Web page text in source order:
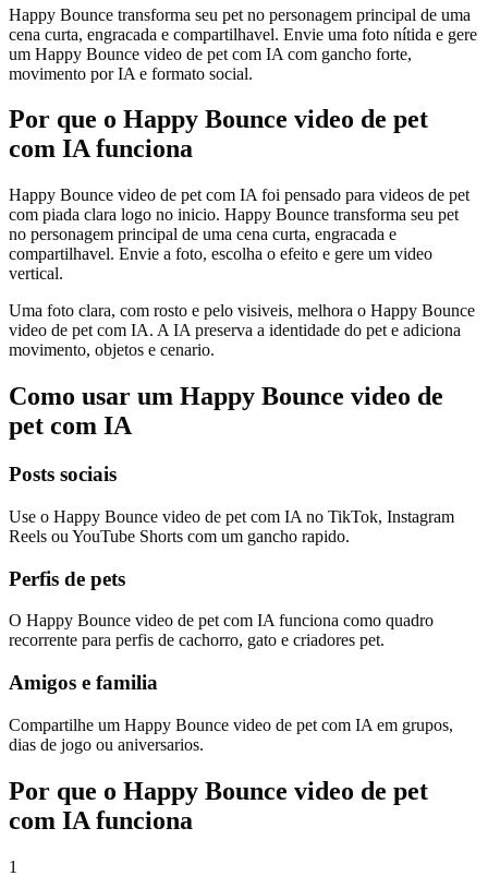
Happy Bounce transforma seu pet no personagem principal de uma
cena curta, engracada e compartilhavel. Envie uma foto nítida e gere
um Happy Bounce video de pet com IA com gancho forte,
movimento por IA e formato social.
Por que o Happy Bounce video de pet
com IA funciona
Happy Bounce video de pet com IA foi pensado para videos de pet
com piada clara logo no inicio. Happy Bounce transforma seu pet
no personagem principal de uma cena curta, engracada e
compartilhavel. Envie a foto, escolha o efeito e gere um video
vertical.
Uma foto clara, com rosto e pelo visiveis, melhora o Happy Bounce
video de pet com IA. A IA preserva a identidade do pet e adiciona
movimento, objetos e cenario.
Como usar um Happy Bounce video de
pet com IA
Posts sociais
Use o Happy Bounce video de pet com IA no TikTok, Instagram
Reels ou YouTube Shorts com um gancho rapido.
Perfis de pets
O Happy Bounce video de pet com IA funciona como quadro
recorrente para perfis de cachorro, gato e criadores pet.
Amigos e familia
Compartilhe um Happy Bounce video de pet com IA em grupos,
dias de jogo ou aniversarios.
Por que o Happy Bounce video de pet
com IA funciona
1